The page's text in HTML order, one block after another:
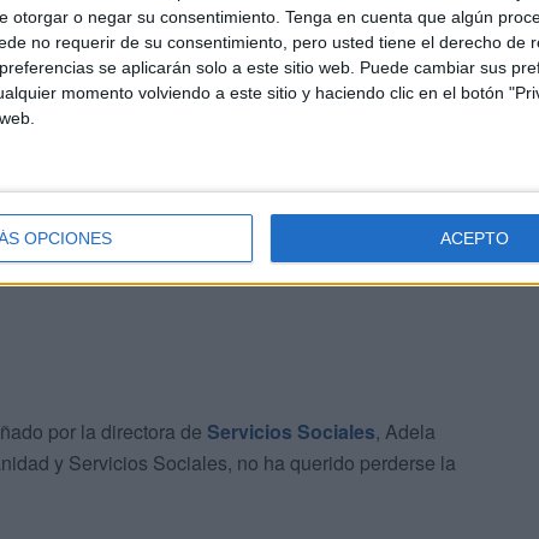
otorgar o negar su consentimiento. Tenga en cuenta que algún
no requerir de su consentimiento, pero usted tiene el derecho de
se aplicarán solo a este sitio web. Puede cambiar sus
momento volviendo a este sitio y haciendo clic en el botón
OPCIONES ACEPTO
a este acto y tienen claro que volverán a repetir en
la primera vez y se han quedado sorprendidos por
respira. Gente de Barcelona o de Alicante, da igual
que se contagia y las ganas de disfrutar de la
por la directora de Servicios Sociales, Adela
y Servicios Sociales, no ha querido perderse la